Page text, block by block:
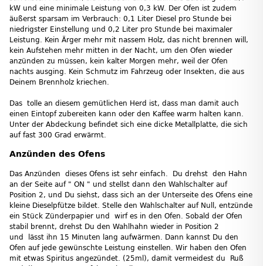
kW und eine minimale Leistung von 0,3 kW. Der Ofen ist zudem
äußerst sparsam im Verbrauch: 0,1 Liter Diesel pro Stunde bei
niedrigster Einstellung und 0,2 Liter pro Stunde bei maximaler
Leistung. Kein Ärger mehr mit nassem Holz, das nicht brennen will,
kein Aufstehen mehr mitten in der Nacht, um den Ofen wieder
anzünden zu müssen, kein kalter Morgen mehr, weil der Ofen
nachts ausging. Kein Schmutz im Fahrzeug oder Insekten, die aus
Deinem Brennholz kriechen.
Das tolle an diesem gemütlichen Herd ist, dass man damit auch
einen Eintopf zubereiten kann oder den Kaffee warm halten kann.
Unter der Abdeckung befindet sich eine dicke Metallplatte, die sich
auf fast 300 Grad erwärmt.
Anzünden des Ofens
Das Anzünden dieses Ofens ist sehr einfach. Du drehst den Hahn
an der Seite auf " ON " und stellst dann den Wahlschalter auf
Position 2, und Du siehst, dass sich an der Unterseite des Ofens eine
kleine Dieselpfütze bildet. Stelle den Wahlschalter auf Null, entzünde
ein Stück Zünderpapier und wirf es in den Ofen. Sobald der Ofen
stabil brennt, drehst Du den Wahlhahn wieder in Position 2
und lässt ihn 15 Minuten lang aufwärmen. Dann kannst Du den
Ofen auf jede gewünschte Leistung einstellen. Wir haben den Ofen
mit etwas Spiritus angezündet. (25ml), damit vermeidest du Ruß